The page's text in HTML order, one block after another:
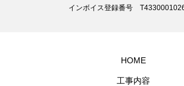
インボイス登録番号
HOME
工事内容